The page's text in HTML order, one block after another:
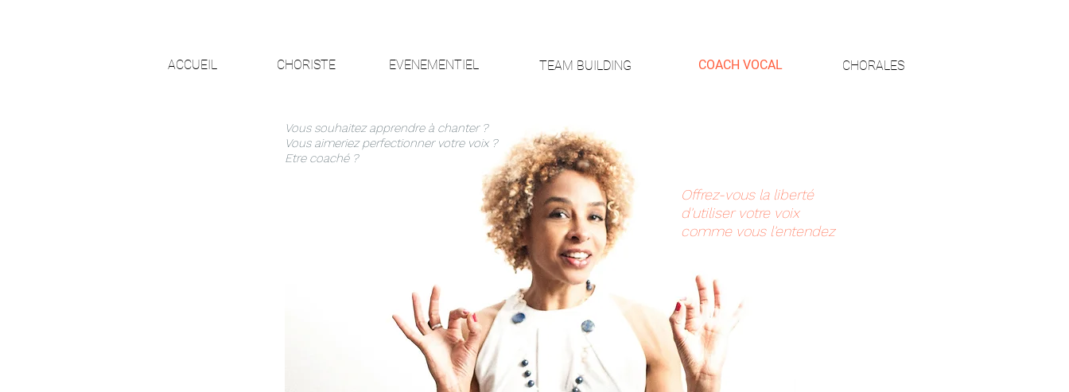
ACCUEIL CHORISTE EVENEMENTIEL TEAM BUILDING COACH VOCAL CHORALES
Vous souhaitez apprendre à chanter ?
Vous aimeriez perfectionner votre voix ?
Etre coaché ?
Offrez-vous la liberté
d'utiliser votre voix
comme vous l'entendez